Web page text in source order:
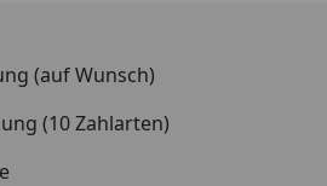
(auf Wunsch)
(10 Zahlarten)